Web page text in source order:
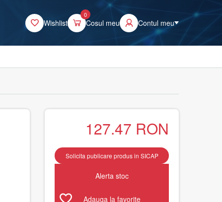
Wishlist
0
Cosul meu Contul meu
127.47 RON
Solicita publicare produs in SICAP
Alerta stoc
Adauga la favorite